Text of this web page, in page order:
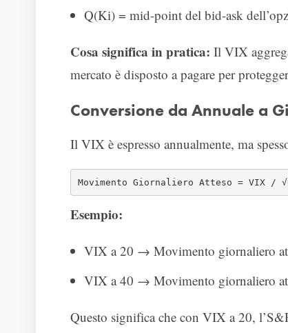
Q(Ki) = mid-point del bid-ask
Cosa significa in pratica: Il VIX
mercato è disposto a pagare per
Conversione da Annuale a
Il VIX è espresso annualmente, ma
Movimento Giornaliero Atteso = VIX /
Esempio:
VIX a 20 → Movimento giornaliero
VIX a 40 → Movimento giornaliero
Questo significa che con VIX a 20,